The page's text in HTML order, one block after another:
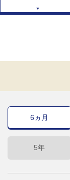
6ヵ月
5年